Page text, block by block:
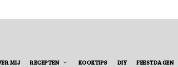
MIJ RECEPTEN KOOKTIPS DIY FEESTDAGEN